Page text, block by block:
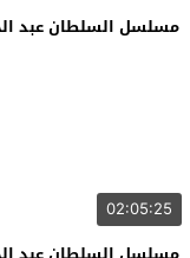
مسلسل السلطان عبد
02:05:25